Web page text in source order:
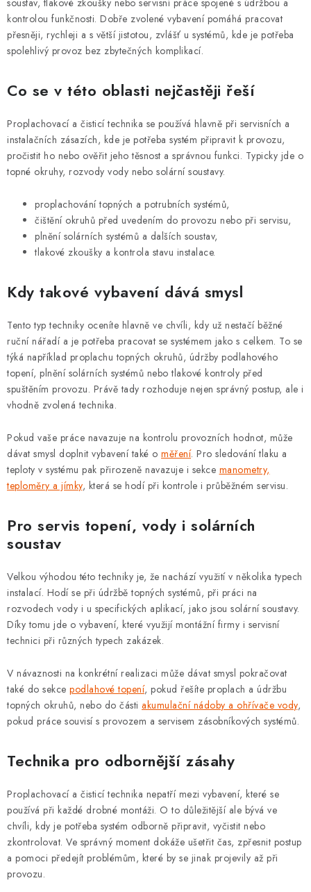
y
v
ý
i
u
soustav, tlakové zkoušky nebo servisní práce spojené s údržbou a
kontrolou funkčnosti. Dobře zvolené vybavení pomáhá pracovat
přesněji, rychleji a s větší jistotou, zvlášť u systémů, kde je potřeba
spolehlivý provoz bez zbytečných komplikací.
Co se v této oblasti nejčastěji řeší
Proplachovací a čisticí technika se používá hlavně při servisních a
instalačních zásazích, kde je potřeba systém připravit k provozu,
pročistit ho nebo ověřit jeho těsnost a správnou funkci. Typicky jde o
topné okruhy, rozvody vody nebo solární soustavy.
proplachování topných a potrubních systémů,
čištění okruhů před uvedením do provozu nebo při servisu,
plnění solárních systémů a dalších soustav,
tlakové zkoušky a kontrola stavu instalace.
Kdy takové vybavení dává smysl
Tento typ techniky oceníte hlavně ve chvíli, kdy už nestačí běžné
ruční nářadí a je potřeba pracovat se systémem jako s celkem. To se
týká například proplachu topných okruhů, údržby podlahového
topení, plnění solárních systémů nebo tlakové kontroly před
spuštěním provozu. Právě tady rozhoduje nejen správný postup, ale i
vhodně zvolená technika.
Pokud vaše práce navazuje na kontrolu provozních hodnot, může
dávat smysl doplnit vybavení také o měření. Pro sledování tlaku a
teploty v systému pak přirozeně navazuje i sekce manometry,
teploměry a jímky, která se hodí při kontrole i průběžném servisu.
Pro servis topení, vody i solárních
soustav
Velkou výhodou této techniky je, že nachází využití v několika typech
instalací. Hodí se při údržbě topných systémů, při práci na
rozvodech vody i u specifických aplikací, jako jsou solární soustavy.
Díky tomu jde o vybavení, které využijí montážní firmy i servisní
technici při různých typech zakázek.
V návaznosti na konkrétní realizaci může dávat smysl pokračovat
také do sekce podlahové topení, pokud řešíte proplach a údržbu
topných okruhů, nebo do části akumulační nádoby a ohřívače vody,
pokud práce souvisí s provozem a servisem zásobníkových systémů.
Technika pro odbornější zásahy
Proplachovací a čisticí technika nepatří mezi vybavení, které se
používá při každé drobné montáži. O to důležitější ale bývá ve
chvíli, kdy je potřeba systém odborně připravit, vyčistit nebo
zkontrolovat. Ve správný moment dokáže ušetřit čas, zpřesnit postup
a pomoci předejít problémům, které by se jinak projevily až při
provozu.